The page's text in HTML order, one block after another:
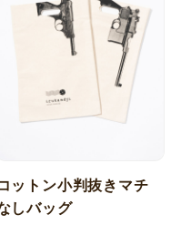
ットン小判抜きマチ
しバッグ